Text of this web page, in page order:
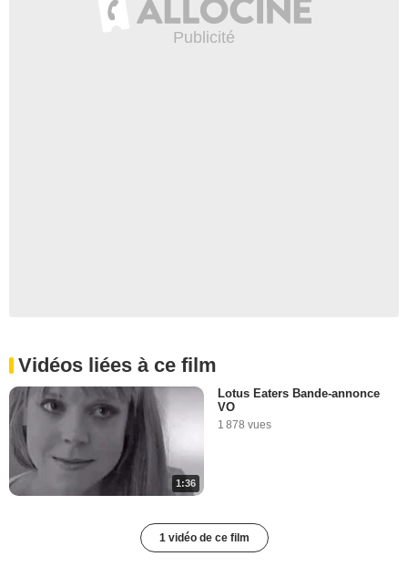
Vidéos liées à ce film
1:36
Lotus Eaters Bande-annonce
VO
1 878 vues
1 vidéo de ce film